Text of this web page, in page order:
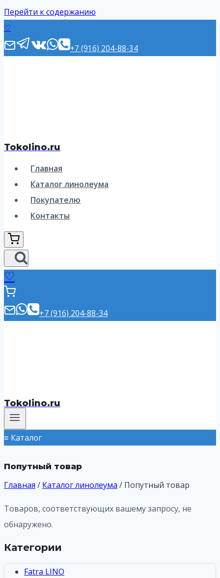
Перейти к содержанию
♡
+7 (916) 204-88-34
Tokolino.ru
Главная
Каталог линолеума
Покупателю
Контакты
♡
+7 (916) 204-88-34
Tokolino.ru
Каталог
Попутный товар
Главная / Каталог линолеума / Попутный товар
Товаров, соответствующих вашему запросу, не
обнаружено.
Категории
Fatra LINO